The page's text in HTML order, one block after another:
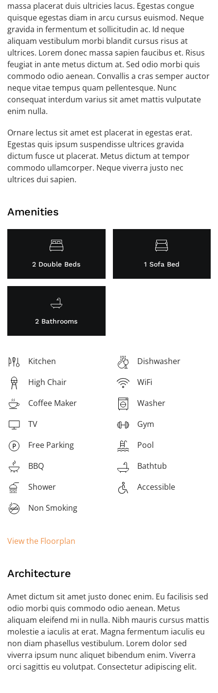
massa placerat duis ultricies lacus. Egestas congue
quisque egestas diam in arcu cursus euismod. Neque
gravida in fermentum et sollicitudin ac. Id neque
aliquam vestibulum morbi blandit cursus risus at
ultrices. Lorem donec massa sapien faucibus et. Risus
feugiat in ante metus dictum at. Sed odio morbi quis
commodo odio aenean. Convallis a cras semper auctor
neque vitae tempus quam pellentesque. Nunc
consequat interdum varius sit amet mattis vulputate
enim nulla.
Ornare lectus sit amet est placerat in egestas erat.
Egestas quis ipsum suspendisse ultrices gravida
dictum fusce ut placerat. Metus dictum at tempor
commodo ullamcorper. Neque viverra justo nec
ultrices dui sapien.
Amenities
2 Double Beds 1 Sofa Bed
2 Bathrooms
Kitchen
Dishwasher
High Chair
WiFi
Coffee Maker
Washer
TV
Gym
Free Parking
Pool
BBQ
Bathtub
Shower
Accessible
Non Smoking
View the Floorplan
Architecture
Amet dictum sit amet justo donec enim. Eu facilisis sed
odio morbi quis commodo odio aenean. Metus
aliquam eleifend mi in nulla. Nibh mauris cursus mattis
molestie a iaculis at erat. Magna fermentum iaculis eu
non diam phasellus vestibulum. Lorem dolor sed
viverra ipsum nunc aliquet bibendum enim. Viverra
orci sagittis eu volutpat. Consectetur adipiscing elit.